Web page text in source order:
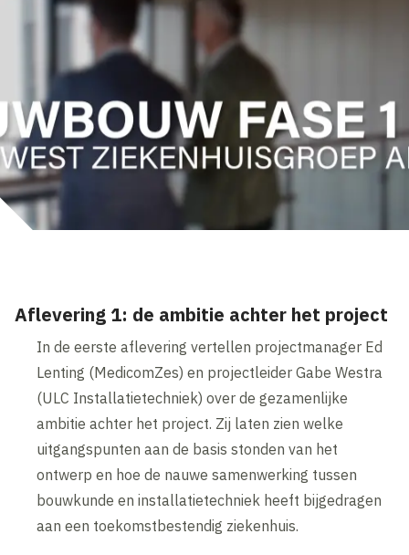
Aflevering 1: de ambitie achter het project
In de eerste aflevering vertellen projectmanager Ed
Lenting (MedicomZes) en projectleider Gabe Westra
(ULC Installatietechniek) over de gezamenlijke
ambitie achter het project. Zij laten zien welke
uitgangspunten aan de basis stonden van het
ontwerp en hoe de nauwe samenwerking tussen
bouwkunde en installatietechniek heeft bijgedragen
aan een toekomstbestendig ziekenhuis.